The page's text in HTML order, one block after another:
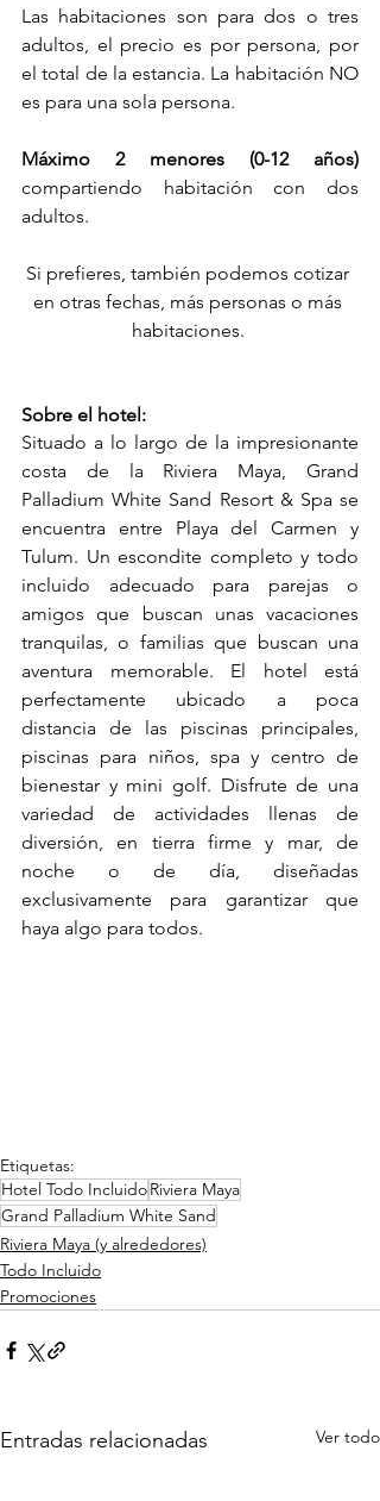
Las habitaciones son para dos o tres
adultos, el precio es por persona, por
el total de la estancia. La habitación NO
es para una sola persona.
compartiendo habitación con dos
adultos.
Si prefieres, también podemos cotizar
en otras fechas, más personas o más
habitaciones.
Sobre el hotel:
Situado a lo largo de la impresionante
costa de la Riviera Maya, Grand
Palladium White Sand Resort & Spa se
encuentra entre Playa del Carmen y
Tulum. Un escondite completo y todo
incluido adecuado para parejas o
amigos que buscan unas vacaciones
tranquilas, o familias que buscan una
aventura memorable. El hotel está
perfectamente ubicado a poca
distancia de las piscinas principales,
piscinas para niños, spa y centro de
bienestar y mini golf. Disfrute de una
variedad de actividades llenas de
diversión, en tierra firme y mar, de
noche o de día, diseñadas
exclusivamente para garantizar que
haya algo para todos.
Etiquetas:
Hotel Todo IncluidoRiviera Maya
Grand Palladium White Sand
Riviera Maya (y alrededores)
Todo Incluido
Promociones
Entradas relacionadas Ver todo